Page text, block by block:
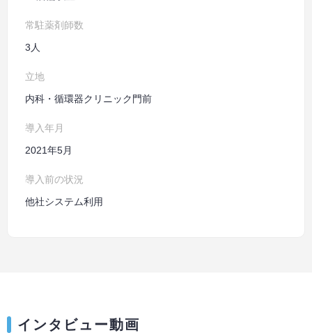
常駐薬剤師数
3人
立地
内科・循環器クリニック門前
導入年月
2021年5月
導入前の状況
他社システム利用
インタビュー動画